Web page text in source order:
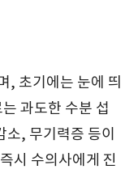
, 초기에는 눈에 띄
과도한 수분 섭
, 무기력증 등이
시 수의사에게 진